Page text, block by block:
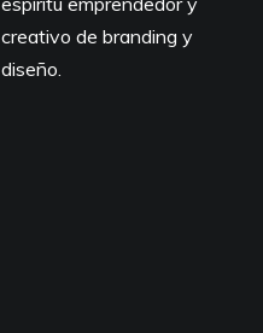
creativo de branding y
diseño.